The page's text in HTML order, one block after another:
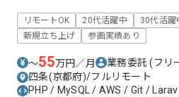
リモートOK 20代活躍中 30代活躍
新規立ち上げ
参画実績あり
〜55万円／月 業務委託(フリ
四条(京都府)/フルリモート
PHP / MySQL / AWS / Git /